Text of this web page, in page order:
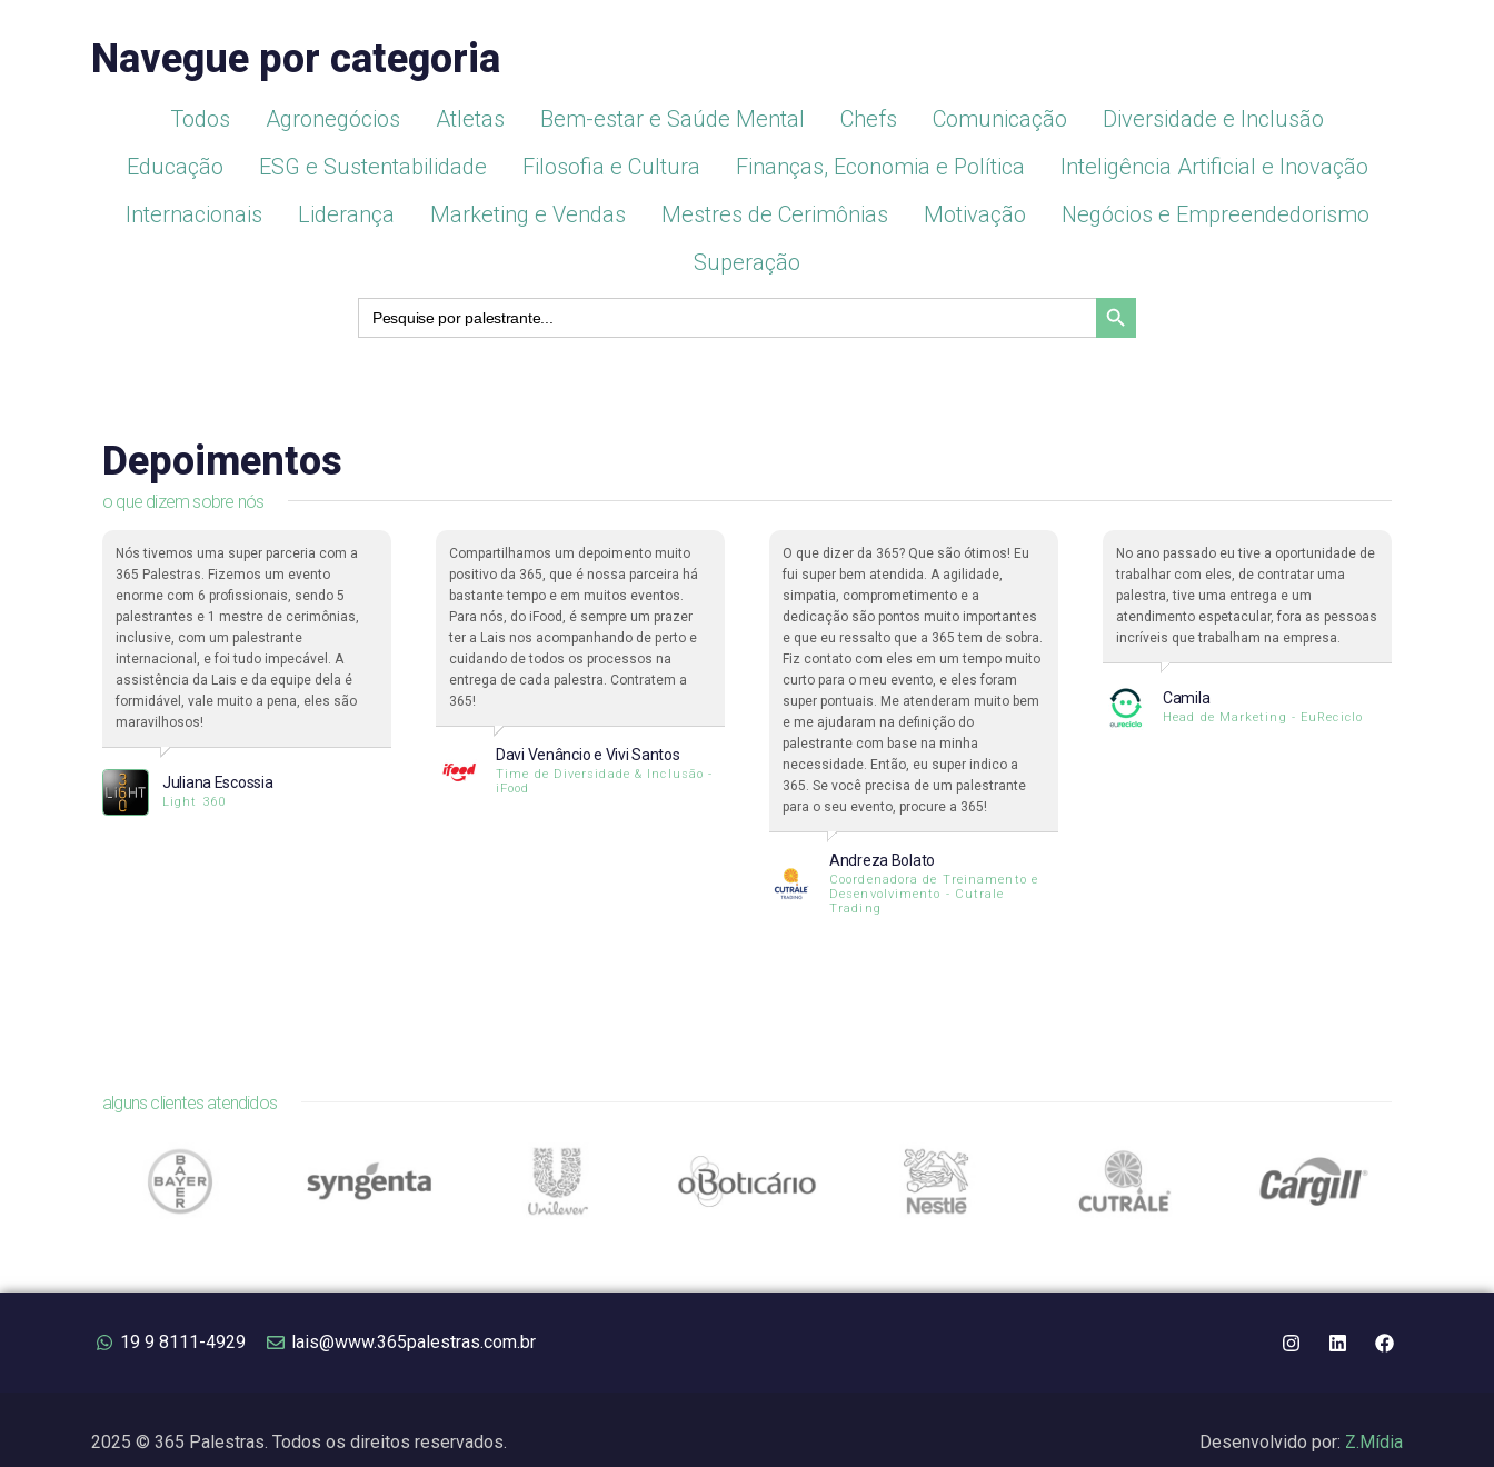
Navegue por categoria
Todos Agronegócios Atletas Bem-estar e Saúde Mental Chefs Comunicação
Diversidade e Inclusão
Educação
ESG e Sustentabilidade Filosofia e Cultura Finanças, Economia e Política
Inteligência Artificial e Inovação
Internacionais
Liderança Marketing e Vendas Mestres de Cerimônias Motivação
Negócios e Empreendedorismo
Superação
Search
for:
Search Button
o que dizem sobre nós
Depoimentos
Nós tivemos uma super parceria com a
365 Palestras. Fizemos um evento
enorme com 6 profissionais, sendo 5
palestrantes e 1 mestre de cerimônias,
inclusive, com um palestrante
internacional, e foi tudo impecável. A
assistência da Lais e da equipe dela é
formidável, vale muito a pena, eles são
maravilhosos!
Juliana Escossia
Light 360
Compartilhamos um depoimento muito
positivo da 365, que é nossa parceira há
bastante tempo e em muitos eventos.
Para nós, do iFood, é sempre um prazer
ter a Lais nos acompanhando de perto e
cuidando de todos os processos na
entrega de cada palestra. Contratem a
365!
Davi Venâncio e Vivi Santos
Time de Diversidade & Inclusão -
iFood
O que dizer da 365? Que são ótimos! Eu
fui super bem atendida. A agilidade,
simpatia, comprometimento e a
dedicação são pontos muito importantes
e que eu ressalto que a 365 tem de sobra.
Fiz contato com eles em um tempo muito
curto para o meu evento, e eles foram
super pontuais. Me atenderam muito bem
e me ajudaram na definição do
palestrante com base na minha
necessidade. Então, eu super indico a
365. Se você precisa de um palestrante
para o seu evento, procure a 365!
Andreza Bolato
Coordenadora de Treinamento e
Desenvolvimento - Cutrale
Trading
No ano passado eu tive a oportunidade de
trabalhar com eles, de contratar uma
palestra, tive uma entrega e um
atendimento espetacular, fora as pessoas
incríveis que trabalham na empresa.
Camila
Head de Marketing - EuReciclo
alguns clientes atendidos
19 9 8111-4929 lais@www.365palestras.com.br
2025 © 365 Palestras. Todos os direitos reservados. Desenvolvido por: Z.Mídia